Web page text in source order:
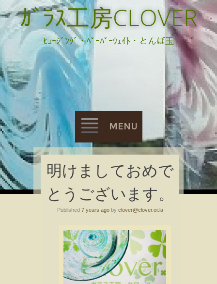
ｶﾞﾗｽ工房CLOVER
ﾋｭｰｼﾞﾝｸﾞ・ﾍﾟｰﾊﾟｰｳｪｲﾄ・とんぼ玉
MENU
Skip
to
content
明けましておめで
とうございます。
Published 7 years agoby clover@clover.or.la